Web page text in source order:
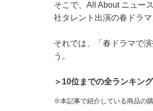
そこで、All About ニュー
社タレント出演の春ドラ
それでは、「春ドラマで
う。
＞10位までの全ランキン
※本記事で紹介している商品の